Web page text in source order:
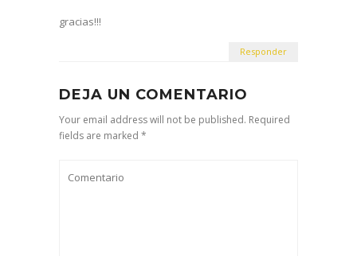
gracias!!!
Responder
DEJA UN COMENTARIO
Your email address will not be published. Required
fields are marked *